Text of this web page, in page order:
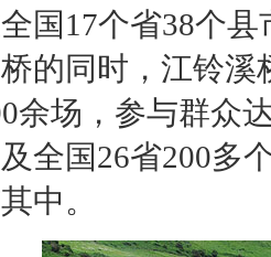
国17个省38个
的同时， 江铃溪
余场，参与群众
全国26省200多
中。